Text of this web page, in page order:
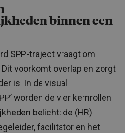
binnen een
SPP-traject vraagt om
voorkomt overlap en zorgt
is. In de visual
worden de vier kernrollen
belicht: de (HR)
facilitator en het